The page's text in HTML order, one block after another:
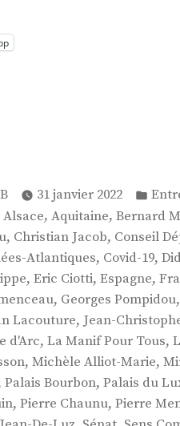
31 janvier 2022
dans
Alsace, Aquitaine, Bernard
, Christian Jacob, Conseil
Atlantiques, Covid-19,
, Eric Ciotti, Espagne,
, Georges Pompidou,
Lacouture, Jean-
d'Arc, La Manif Pour Tous,
, Michèle Alliot-Marie,
Palais Bourbon, Palais du
, Pierre Chaunu, Pierre